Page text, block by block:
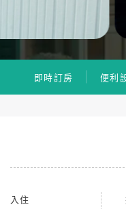
即時訂房 便利
入住